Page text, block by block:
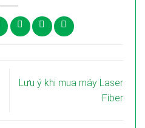
Lưu ý khi mua máy Laser
Fiber